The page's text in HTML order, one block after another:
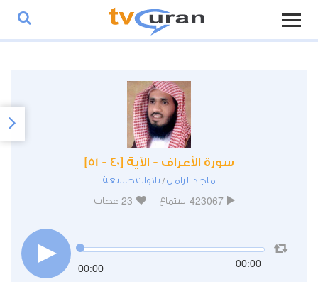
سورة الأعراف - الآية [40 - 51]
ماجد الزامل/ تلاوات خاشعة
423067 استماع 23 اعجاب
00:00 00:00